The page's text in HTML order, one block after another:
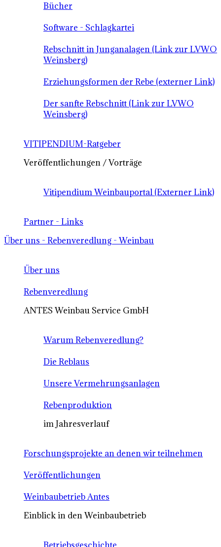
Bücher
Software - Schlagkartei
Rebschnitt in Junganalagen (Link zur LVWO
Weinsberg)
Erziehungsformen der Rebe (externer Link)
Der sanfte Rebschnitt (Link zur LVWO
Weinsberg)
VITIPENDIUM-Ratgeber
Veröffentlichungen / Vorträge
Vitipendium Weinbauportal (Externer Link)
Partner - Links
Über uns - Rebenveredlung - Weinbau
Über uns
Rebenveredlung
ANTES Weinbau Service GmbH
Warum Rebenveredlung?
Die Reblaus
Unsere Vermehrungsanlagen
Rebenproduktion
im Jahresverlauf
Forschungsprojekte an denen wir teilnehmen
Veröffentlichungen
Weinbaubetrieb Antes
Einblick in den Weinbaubetrieb